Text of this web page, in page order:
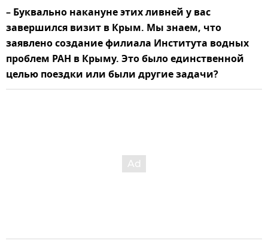
– Буквально накануне этих ливней у вас
завершился визит в Крым. Мы знаем, что
заявлено создание филиала Института водных
проблем РАН в Крыму. Это было единственной
целью поездки или были другие задачи?